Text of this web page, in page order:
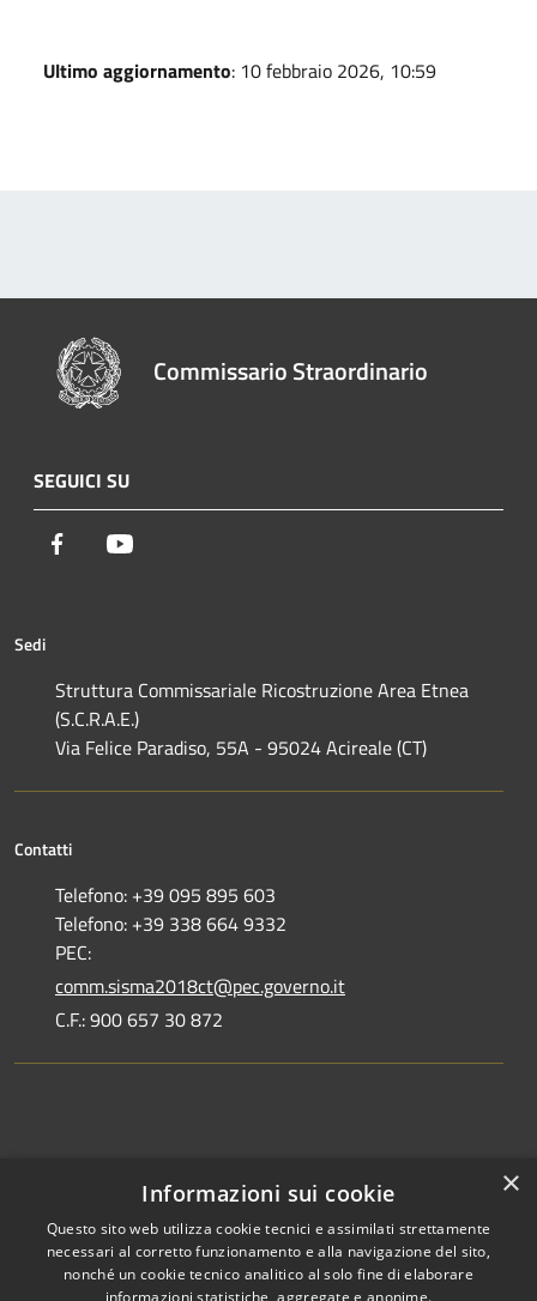
Ultimo aggiornamento: 10 febbraio 2026, 10:59
Commissario Straordinario
SEGUICI SU
Facebook
Sedi
Struttura Commissariale Ricostruzione Area Etnea
(S.C.R.A.E.)
Via Felice Paradiso, 55A - 95024 Acireale (CT)
Contatti
Telefono: +39 095 895 603
Telefono: +39 338 664 9332
PEC:
comm.sisma2018ct@pec.governo.it
C.F.: 900 657 30 872
Dichiarazione di accessibilità
×
Informazioni sui cookie
Questo sito web utilizza cookie tecnici e assimilati strettamente
necessari al corretto funzionamento e alla navigazione del sito,
nonché un cookie tecnico analitico al solo fine di elaborare
informazioni statistiche, aggregate e anonime.